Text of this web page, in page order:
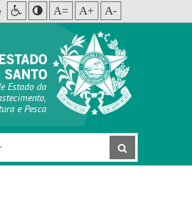
A= A+ A-
Estado da
e Pesca